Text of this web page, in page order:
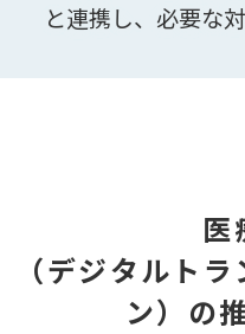
と連携し、必要な
医
（デジタルト
ン） の